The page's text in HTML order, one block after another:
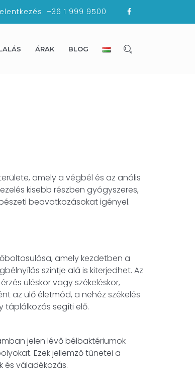
+36 1 999 9500
ÁRAK BLOG
amely a végbél és az anális
kisebb részben gyógyszeres,
beavatkozásokat igényel.
amely kezdetben a
szintje alá is kiterjedhet. Az
üléskor vagy székeléskor,
az ülő életmód, a nehéz székelés
táplálkozás segíti elő.
jelen lévő bélbaktériumok
Ezek jellemző tünetei a
és váladékozás.